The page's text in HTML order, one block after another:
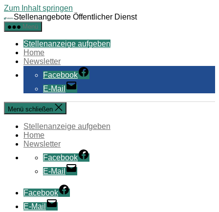
Zum Inhalt springen
Stellenangebote Öffentlicher Dienst
Menü
Stellenanzeige aufgeben
Home
Newsletter
Facebook
E-Mail
Menü schließen
Stellenanzeige aufgeben
Home
Newsletter
Facebook
E-Mail
Facebook
E-Mail